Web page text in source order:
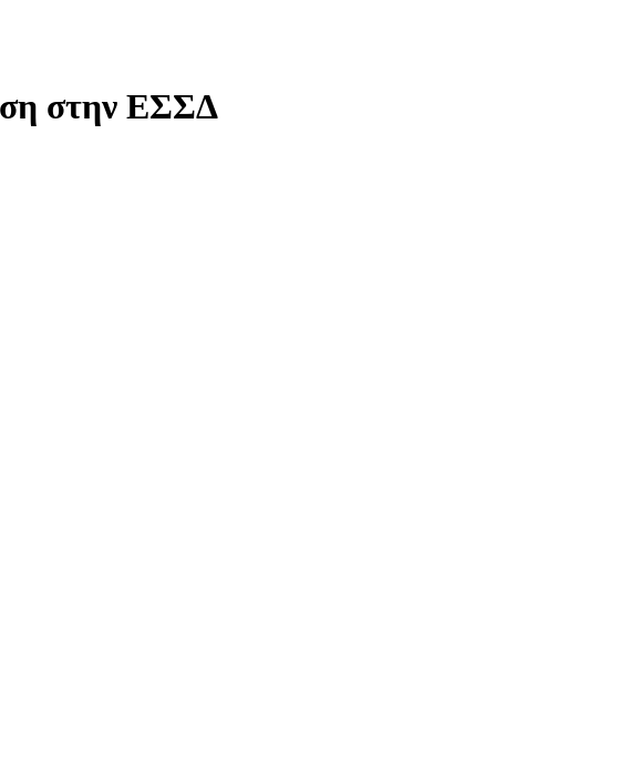
στην ΕΣΣΔ